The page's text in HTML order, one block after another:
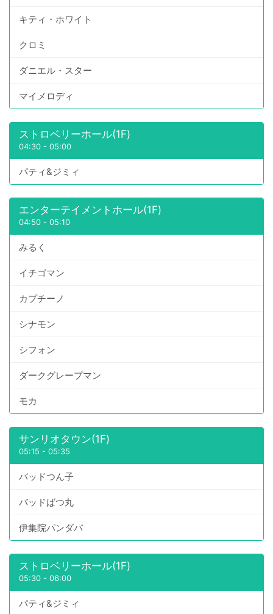
キティ・ホワイト
クロミ
ダニエル・スター
マイメロディ
ストロベリーホール(1F)
04:30 - 05:00
パティ&ジミィ
エンターテイメントホール(1F)
04:50 - 05:10
みるく
イチゴマン
カプチーノ
シナモン
シフォン
ダークグレープマン
モカ
サンリオタウン(1F)
05:15 - 05:35
バッドつん子
バッドばつ丸
伊集院パンダバ
ストロベリーホール(1F)
05:30 - 06:00
パティ&ジミィ